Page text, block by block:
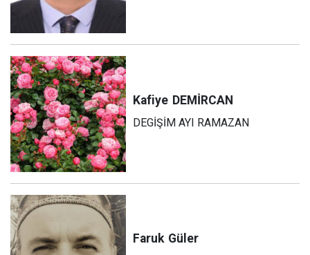
Kafiye DEMİRCAN
DEGİŞİM AYI RAMAZAN
Faruk Güler